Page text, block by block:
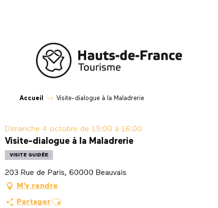
Accueil Visite-dialogue à la Maladrerie
Dimanche 4 octobre de 15:00 à 16:00
Visite-dialogue à la Maladrerie
VISITE GUIDÉE
203 Rue de Paris, 60000 Beauvais
M'y rendre
Partager Ajouter aux favoris